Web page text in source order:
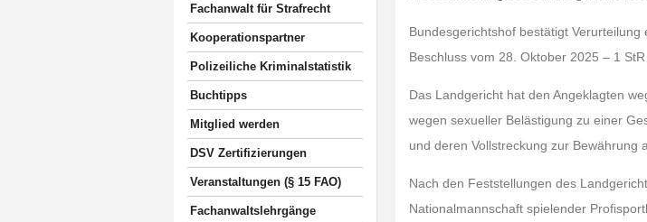
Fachanwalt für Strafrecht
Kooperationspartner
Polizeiliche Kriminalstatistik
Buchtipps
Mitglied werden
DSV Zertifizierungen
Veranstaltungen (§ 15 FAO)
Fachanwaltslehrgänge
Bundesgerichtshof bestätigt
Beschluss vom 28. Oktober 2025 – 1
Das Landgericht hat den Angeklagten
wegen sexueller Belästigung zu einer
und deren Vollstreckung zur Bewährung
Nach den Feststellungen des
Nationalmannschaft spielender